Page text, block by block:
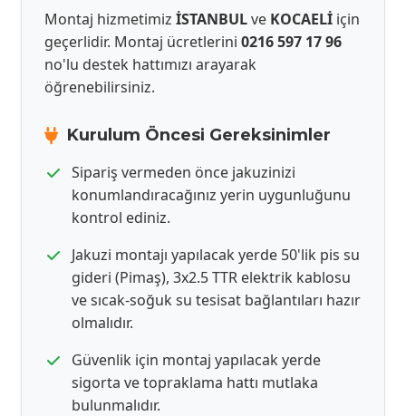
Montaj hizmetimiz İSTANBULve KOCAELİ için
geçerlidir. Montaj ücretlerini 0216 597 17 96
no'lu destek hattımızı arayarak
öğrenebilirsiniz.
Kurulum Öncesi Gereksinimler
Sipariş vermeden önce jakuzinizi
konumlandıracağınız yerin uygunluğunu
kontrol ediniz.
Jakuzi montajı yapılacak yerde 50'lik pis su
gideri (Pimaş), 3x2.5 TTR elektrik kablosu
ve sıcak-soğuk su tesisat bağlantıları hazır
olmalıdır.
Güvenlik için montaj yapılacak yerde
sigorta ve topraklama hattı mutlaka
bulunmalıdır.